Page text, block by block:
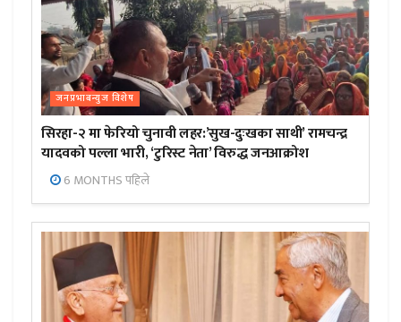
जनप्रभाबन्युज विशेष
सिरहा-२ मा फेरियो चुनावी लहर:’सुख-दुःखका साथी’ रामचन्द्र
यादवको पल्ला भारी, ‘टुरिस्ट नेता’ विरुद्ध जनआक्रोश
6 MONTHS पहिले